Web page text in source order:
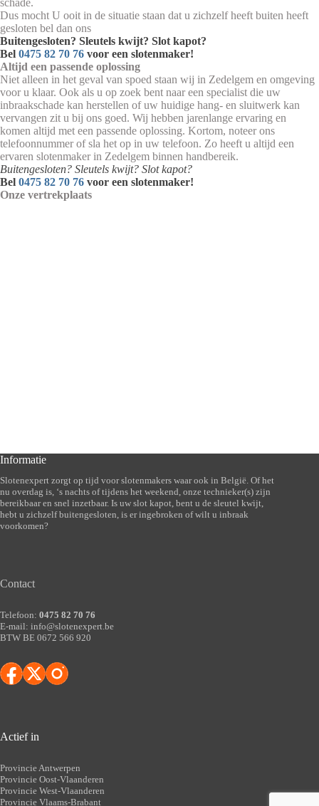
Dus mocht U ooit in de situatie staan dat u zichzelf heeft buiten heeft
gesloten bel dan ons
Buitengesloten? Sleutels kwijt? Slot kapot?
Bel 0475 82 70 76 voor een slotenmaker!
Altijd een passende oplossing
Niet alleen in het geval van spoed staan wij in Zedelgem en omgeving
voor u klaar. Ook als u op zoek bent naar een specialist die uw
inbraakschade kan herstellen of uw huidige hang- en sluitwerk kan
vervangen zit u bij ons goed. Wij hebben jarenlange ervaring en
komen altijd met een passende oplossing. Kortom, noteer ons
telefoonnummer of sla het op in uw telefoon. Zo heeft u altijd een
ervaren slotenmaker in Zedelgem binnen handbereik.
Buitengesloten? Sleutels kwijt? Slot kapot?
Bel 0475 82 70 76 voor een slotenmaker!
Onze vertrekplaats
Informatie
Slotenexpert zorgt op tijd voor slotenmakers waar ook in België. Of het
nu overdag is, ‘s nachts of tijdens het weekend, onze technieker(s) zijn
bereikbaar en snel inzetbaar. Is uw slot kapot, bent u de sleutel kwijt,
hebt u zichzelf buitengesloten, is er ingebroken of wilt u inbraak
voorkomen?
Contact
Telefoon: 0475 82 70 76
E-mail: info@slotenexpert.be
BTW BE 0672 566 920
Actief in
Provincie Antwerpen
Provincie Oost-Vlaanderen
Provincie West-Vlaanderen
Provincie Vlaams-Brabant